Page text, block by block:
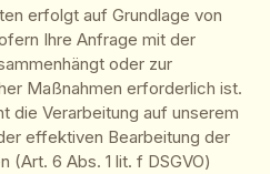
erfolgt auf Grundlage von
Ihre Anfrage mit der
oder zur
Maßnahmen erforderlich ist.
die Verarbeitung auf unserem
effektiven Bearbeitung der
(Art. 6 Abs. 1 lit. f DSGVO)